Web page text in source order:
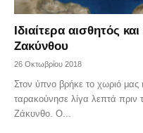
Ιδιαίτερα αισθητός
Ζακύνθου
26 Οκτωβρίου 2018
Στον ύπνο βρήκε το χωριό μας
ταρακούνησε λίγα λεπτά πριν
Ζάκυνθο. Ο...